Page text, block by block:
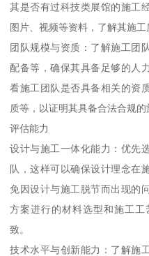
其是否有过科技类展馆的施工
图片、视频等资料，了解其施工
团队规模与资质：了解施工团
配备等，确保其具备足够的人
看施工团队是否具备相关的资
质等，以证明其具备合法合规的
评估能力
设计与施工一体化能力：优先
队，这样可以确保设计理念在
免因设计与施工脱节而出现的
方案进行的材料选型和施工
致。
技术水平与创新能力：了解施